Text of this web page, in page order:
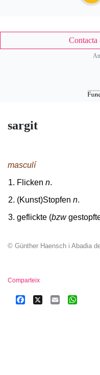
sargit
masculí
Flicken n.
(Kunst)Stopfen n.
geflickte (bzw
© Günther Haensch i Abadia
Contacta
Comparteix
Facebook Email